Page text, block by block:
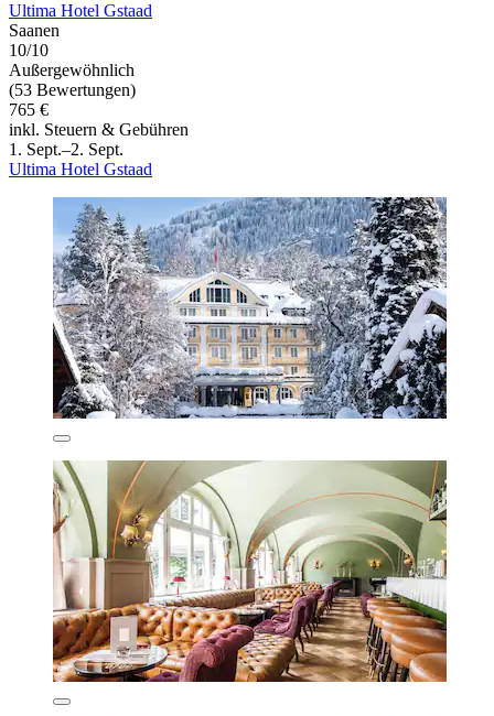
Ultima Hotel Gstaad
Saanen
10/10
Außergewöhnlich
(53 Bewertungen)
765 €
inkl. Steuern & Gebühren
1. Sept.–2. Sept.
Ultima Hotel Gstaad